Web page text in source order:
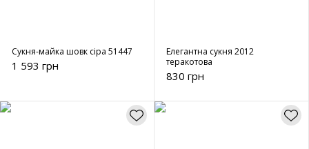
Сукня-майка шовк сіра 51447
1 593 грн
Елегантна сукня 2012
теракотова
830 грн